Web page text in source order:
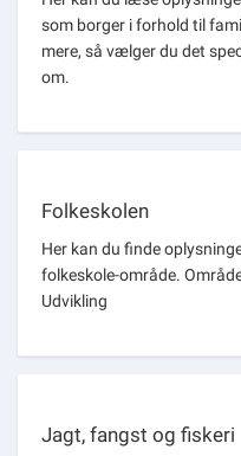
som borger i forhold til
mere, så vælger du det
om.
Folkeskolen
Her kan du finde
folkeskole-område.
Udvikling
Jagt, fangst og fiskeri